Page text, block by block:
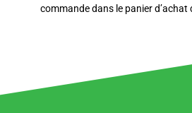
commande dans le panier d’achat